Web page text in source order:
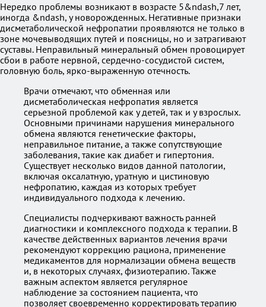
Нередко проблемы возникают в возрасте 5&ndash,7 лет,
иногда &ndash, у новорожденных. Негативные признаки
дисметаболической нефропатии проявляются не только в
зоне мочевыводящих путей и поясницы, но и затрагивают
суставы. Неправильный минеральный обмен провоцирует
сбои в работе нервной, сердечно-сосудистой систем,
головную боль, ярко-выраженную отечность.
Врачи отмечают, что обменная или
дисметаболическая нефропатия является
серьезной проблемой как у детей, так и у взрослых.
Основными причинами нарушения минерального
обмена являются генетические факторы,
неправильное питание, а также сопутствующие
заболевания, такие как диабет и гипертония.
Существует несколько видов данной патологии,
включая оксалатную, уратную и цистиновую
нефропатию, каждая из которых требует
индивидуального подхода к лечению.
Специалисты подчеркивают важность ранней
диагностики и комплексного подхода к терапии. В
качестве действенных вариантов лечения врачи
рекомендуют коррекцию рациона, применение
медикаментов для нормализации обмена веществ
и, в некоторых случаях, физиотерапию. Также
важным аспектом является регулярное
наблюдение за состоянием пациента, что
позволяет своевременно корректировать терапию